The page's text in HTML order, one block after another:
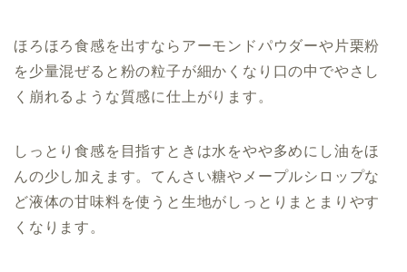
ほろほろ食感を出すならアーモンドパウダーや片栗粉
を少量混ぜると粉の粒子が細かくなり口の中でやさし
く崩れるような質感に仕上がります。
しっとり食感を目指すときは水をやや多めにし油をほ
んの少し加えます。てんさい糖やメープルシロップな
ど液体の甘味料を使うと生地がしっとりまとまりやす
くなります。